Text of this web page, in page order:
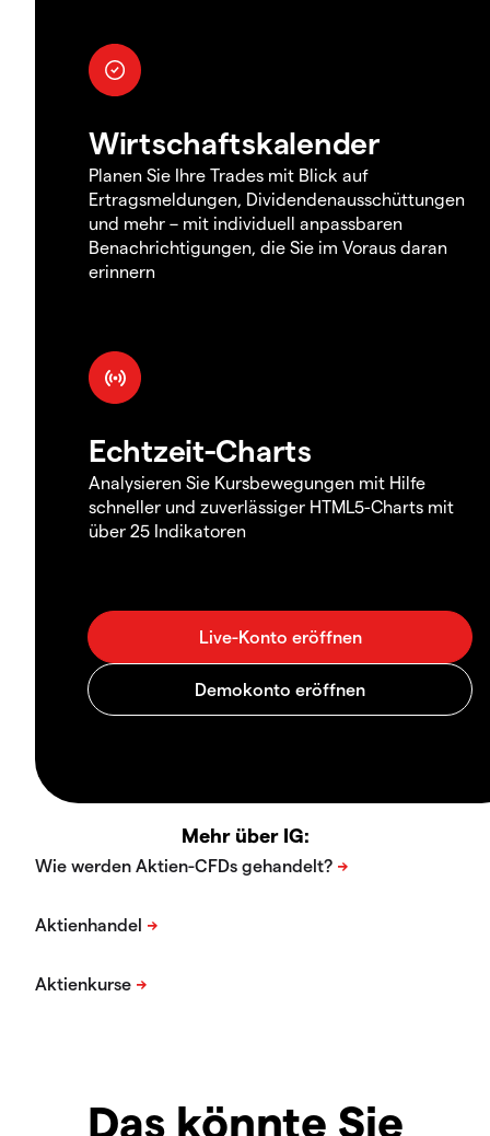
Wirtschaftskalender
Planen Sie Ihre Trades mit Blick auf
Ertragsmeldungen, Dividendenausschüttungen
und mehr – mit individuell anpassbaren
Benachrichtigungen, die Sie im Voraus daran
erinnern
Echtzeit-Charts
Analysieren Sie Kursbewegungen mit Hilfe
schneller und zuverlässiger HTML5-Charts mit
über 25 Indikatoren
Mehr über IG:
Das könnte Sie